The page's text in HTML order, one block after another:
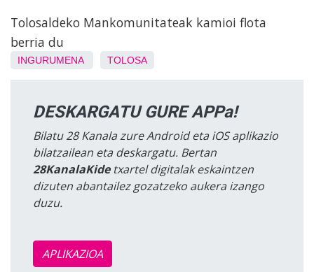
Tolosaldeko Mankomunitateak kamioi flota
berria du
INGURUMENA TOLOSA
DESKARGATU GURE APPa!
Bilatu 28 Kanala zure Android eta iOS aplikazio
bilatzailean eta deskargatu. Bertan
28KanalaKidetxartel digitalak eskaintzen
dizuten abantailez gozatzeko aukera izango
duzu.
APLIKAZIOA